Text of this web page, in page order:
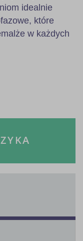
idealnie
które
w każdych